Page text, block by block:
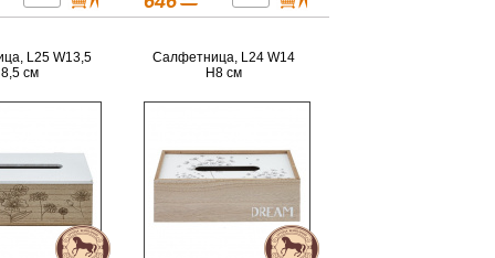
L25 W13,5
см
Салфетница, L24 W14
H8 см